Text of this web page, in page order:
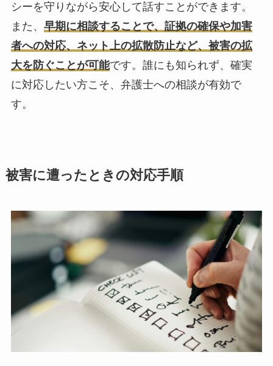
シーを守りながら安心して話すことができます。
また、 早期に相談することで、証拠の確保や加害
者への対応、ネット上の拡散防止など、被害の拡
大を防ぐことが可能です。誰にも知られず、確実
に対応したい方こそ、弁護士への相談が有効で
す。
被害に遭ったときの対応手順